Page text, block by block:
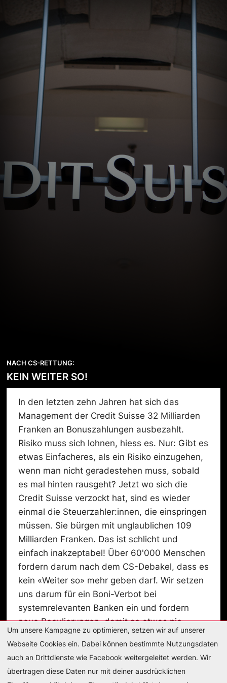
NACH CS-RETTUNG:
KEIN WEITER SO!
In den letzten zehn Jahren hat sich das
Management der Credit Suisse 32 Milliarden
Franken an Bonuszahlungen ausbezahlt.
Risiko muss sich lohnen, hiess es. Nur: Gibt es
etwas Einfacheres, als ein Risiko einzugehen,
wenn man nicht geradestehen muss, sobald
es mal hinten rausgeht? Jetzt wo sich die
Credit Suisse verzockt hat, sind es wieder
einmal die Steuerzahler:innen, die einspringen
müssen. Sie bürgen mit unglaublichen 109
Milliarden Franken. Das ist schlicht und
einfach inakzeptabel! Über 60'000 Menschen
fordern darum nach dem CS-Debakel, dass es
kein «Weiter so» mehr geben darf. Wir setzen
uns darum für ein Boni-Verbot bei
systemrelevanten Banken ein und fordern
neue Regulierungen, damit so etwas nie
wieder passiert.
Um unsere Kampagne zu optimieren, setzen wir auf unserer
Webseite Cookies ein. Dabei können bestimmte Nutzungsdaten
auch an Drittdienste wie Facebook weitergeleitet werden. Wir
übertragen diese Daten nur mit deiner ausdrücklichen